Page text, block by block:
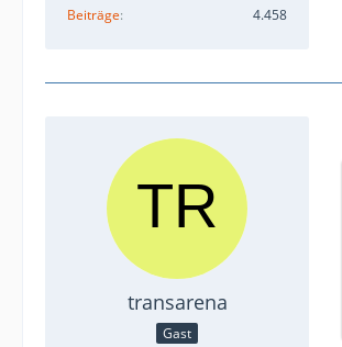
Beiträge
4.458
transarena
Gast